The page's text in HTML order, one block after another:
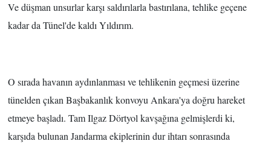
Ve düşman unsurlar karşı saldırılarla bastırılana, tehlike geçene
kadar da Tünel'de kaldı Yıldırım.
O sırada havanın aydınlanması ve tehlikenin geçmesi üzerine
tünelden çıkan Başbakanlık konvoyu Ankara'ya doğru hareket
etmeye başladı. Tam Ilgaz Dörtyol kavşağına gelmişlerdi ki,
karşıda bulunan Jandarma ekiplerinin dur ihtarı sonrasında